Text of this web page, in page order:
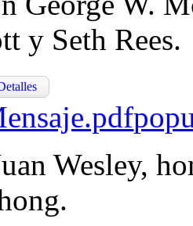
y Seth Rees.
Wesley,